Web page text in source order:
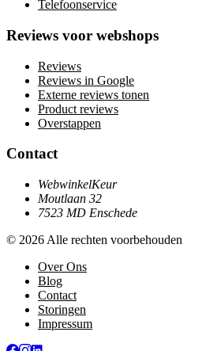
Telefoonservice
Reviews voor webshops
Reviews
Reviews in Google
Externe reviews tonen
Product reviews
Overstappen
Contact
WebwinkelKeur
Moutlaan 32
7523 MD Enschede
© 2026 Alle rechten voorbehouden
Over Ons
Blog
Contact
Storingen
Impressum